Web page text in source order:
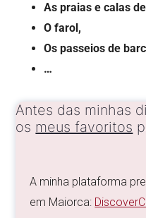
As praias e calas
O farol,
Os passeios de
…
Antes das minhas
os meus favoritos
A minha plataforma
em Maiorca: